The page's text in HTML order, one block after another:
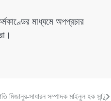
মাধ্যমে অপপ্রচার
মিজানুর-সাধারন সম্পাদক মাইনুল হক সান্টু